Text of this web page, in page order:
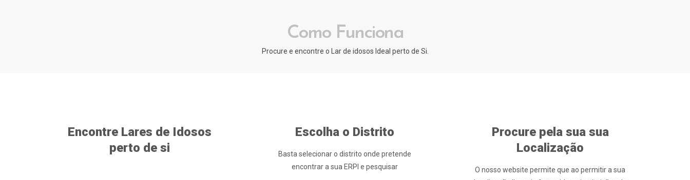
Como Funciona
Procure e encontre o Lar de idosos Ideal perto de Si.
Encontre Lares de Idosos
perto de si
Escolha o Distrito
Basta selecionar o distrito onde pretende
encontrar a sua ERPI e pesquisar
Procure pela sua sua
Localização
O nosso website permite que ao permitir a sua